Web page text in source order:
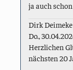
ja auch
Dirk Deimeke
Do.,
Herzlichen
nächsten 20